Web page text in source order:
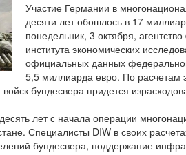
Участие Германии в
десяти лет обошлось в 17
понедельник, 3 октября,
института экономических
официальных данных
5,5 миллиарда евро. По расчетам
войск бундесвера придется
лет с начала операции
Специалисты DIW в своих
бундесвера, поддержание